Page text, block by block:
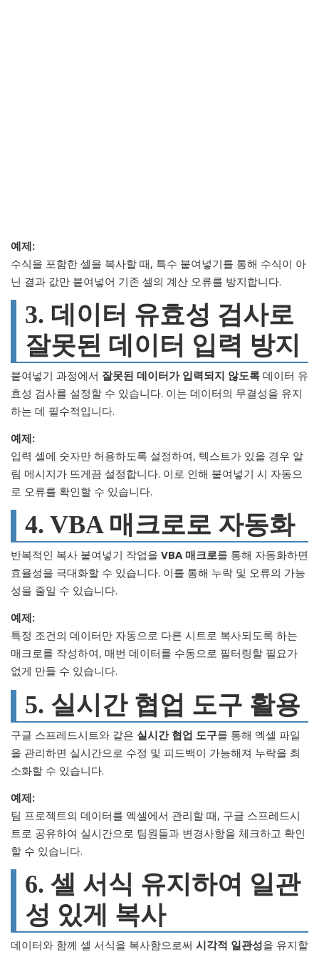
예제:
수식을 포함한 셀을 복사할 때, 특수 붙여넣기를 통해 수식이 아
닌 결과 값만 붙여넣어 기존 셀의 계산 오류를 방지합니다.
3. 데이터 유효성 검사로
잘못된 데이터 입력 방지
붙여넣기 과정에서 잘못된 데이터가 입력되지 않도록 데이터 유
효성 검사를 설정할 수 있습니다. 이는 데이터의 무결성을 유지
하는 데 필수적입니다.
예제:
입력 셀에 숫자만 허용하도록 설정하여, 텍스트가 있을 경우 알
림 메시지가 뜨게끔 설정합니다. 이로 인해 붙여넣기 시 자동으
로 오류를 확인할 수 있습니다.
4. VBA 매크로로 자동화
반복적인 복사 붙여넣기 작업을 VBA 매크로를 통해 자동화하면
효율성을 극대화할 수 있습니다. 이를 통해 누락 및 오류의 가능
성을 줄일 수 있습니다.
예제:
특정 조건의 데이터만 자동으로 다른 시트로 복사되도록 하는
매크로를 작성하여, 매번 데이터를 수동으로 필터링할 필요가
없게 만들 수 있습니다.
5. 실시간 협업 도구 활용
구글 스프레드시트와 같은 실시간 협업 도구를 통해 엑셀 파일
을 관리하면 실시간으로 수정 및 피드백이 가능해져 누락을 최
소화할 수 있습니다.
예제:
팀 프로젝트의 데이터를 엑셀에서 관리할 때, 구글 스프레드시
트로 공유하여 실시간으로 팀원들과 변경사항을 체크하고 확인
할 수 있습니다.
6. 셀 서식 유지하여 일관
성 있게 복사
데이터와 함께 셀 서식을 복사함으로써 시각적 일관성을 유지할